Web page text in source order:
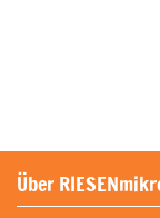
Über